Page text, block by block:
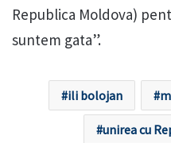
Republica Moldova)
suntem gata”.
ili bolojan
unirea cu